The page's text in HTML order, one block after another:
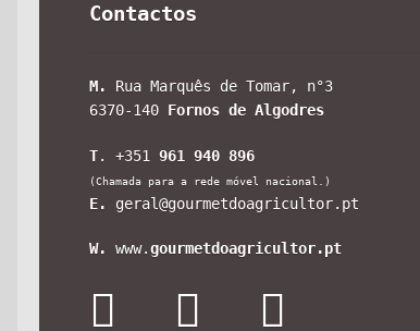
Contactos
M.
Rua Marquês de Tomar, n°3
6370-140 Fornos de Algodres
T. +351961 940 896
(Chamada para a rede móvel nacional.)
E. geral@gourmetdoagricultor.pt
W. www.gourmetdoagricultor.pt